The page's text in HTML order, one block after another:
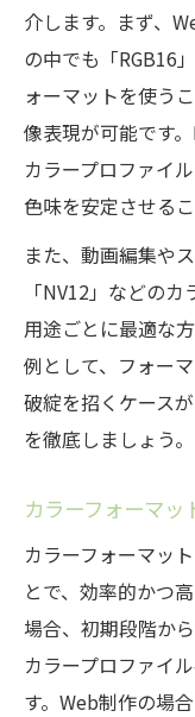
介します。まず、
の中でも「RGB16
ォーマットを使う
像表現が可能です
カラープロファイ
色味を安定させるこ
また、動画編集や
「NV12」などの
用途ごとに最適な
例として、フォー
破綻を招くケース
を徹底しましょう。
カラーフォーマッ
カラーフォーマッ
とで、効率的かつ
場合、初期段階か
カラープロファイ
す。Web制作の場